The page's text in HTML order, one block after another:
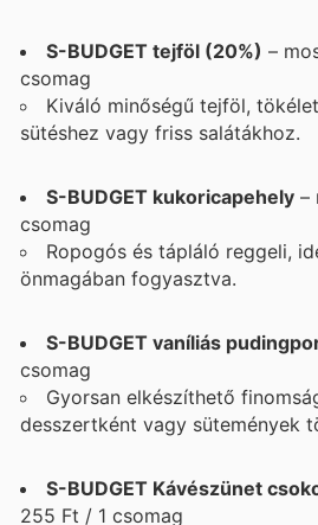
S-BUDGET tejföl (20%) –
csomag
Kiváló minőségű tejföl,
sütéshez vagy friss salátákhoz.
S-BUDGET kukoricapehely –
csomag
Ropogós és tápláló reggeli,
önmagában fogyasztva.
S-BUDGET vaníliás
csomag
Gyorsan elkészíthető
desszertként vagy sütemények
S-BUDGET Kávészünet
255 Ft / 1 csomag